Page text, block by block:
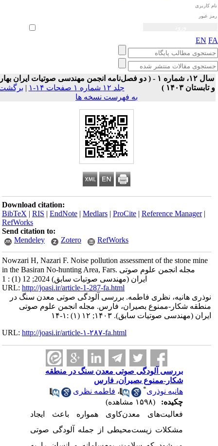
ورود خودکار
EN
سال ۱۲، شماره ۱ - ( دو فصل‌نامه انجمن مهندسی صوتیات ايران بهار
تابستان ۱۴۰۳ )
جلد ۱۲ شماره ۱ صفحات ۱۴-۱ | برگشت
به فهرست نسخه ها
Download citation:
BibTeX |RIS |EndNote |Medlars |ProCite |Reference Manager
RefWorks
Send citation to:
Mendeley
Zotero RefWorks
Nowzari H, Nazari F. Noise pollution assessment of the stone mine
in the Basiran No-hunting Area, Fars. مجله انجمن علوم صوتی
ایران (مهندسی صوتیات سابق) 2024; 12 (1) : 1
URL:http://joasi.ir/article-1-287-fa.html
نوذری هانیه، نظری فاطمه. بررسی آلودگی صوتی معدن سنگ در
منطقه شکار-ممنوع‌ بصیران، فارس. مجله انجمن علوم صوتی
ایران (مهندسی صوتیات سابق). ۱۴۰۳; ۱۲ (۱) :۱-۱۴
URL:http://joasi.ir/article-۱-۲۸۷-fa.html
بررسی آلودگی صوتی معدن سنگ در منطقه
شکار-ممنوع‌ بصیران، فارس
هانیه نوذری* ،فاطمه نظری
چکیده:
فعالیت‌های معدن‌کاوی همواره باعث ایجاد
مشکلات زیست‌محیطی از جمله آلودگی صوتی